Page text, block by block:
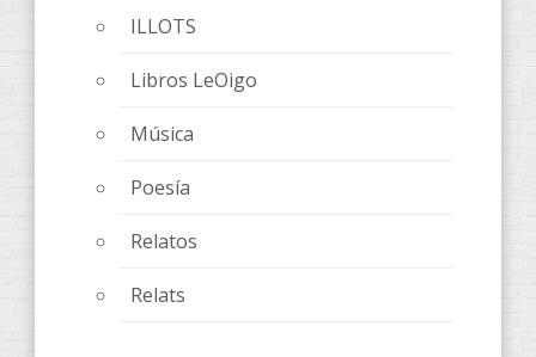
ILLOTS
Libros LeOigo
Música
Poesía
Relatos
Relats